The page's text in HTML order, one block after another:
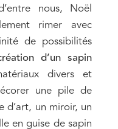
nous, Noël
rimer avec
de possibilités
d’un sapin
divers et
une pile de
un miroir, un
en guise de sapin